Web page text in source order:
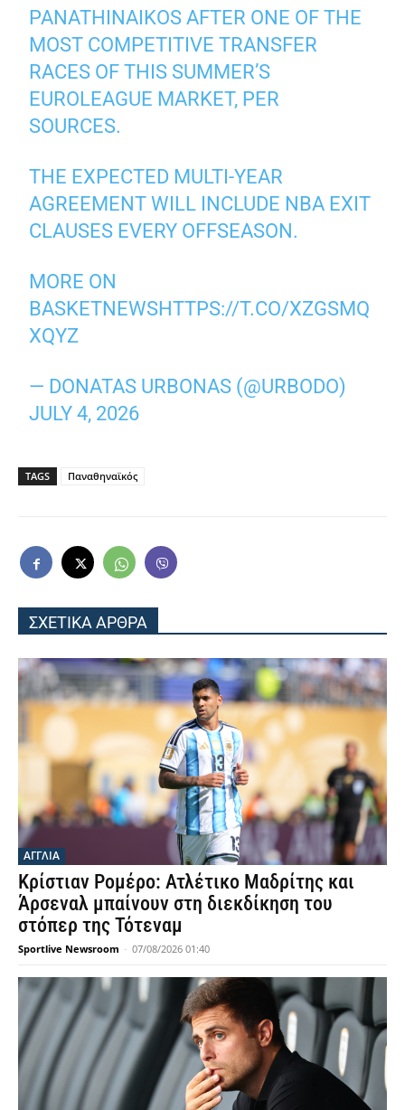
PANATHINAIKOS AFTER ONE OF THE
MOST COMPETITIVE TRANSFER
RACES OF THIS SUMMER’S
EUROLEAGUE MARKET, PER
SOURCES.
THE EXPECTED MULTI-YEAR
AGREEMENT WILL INCLUDE NBA EXIT
CLAUSES EVERY OFFSEASON.
MORE ON
BASKETNEWSHTTPS://T.CO/XZGSMQ
XQYZ
— DONATAS URBONAS (@URBODO)
JULY 4, 2026
TAGS Παναθηναϊκός
ΣΧΕΤΙΚΑ ΑΡΘΡΑ
ΑΓΓΛΙΑ
Κρίστιαν Ρομέρο: Ατλέτικο Μαδρίτης και
Άρσεναλ μπαίνουν στη διεκδίκηση του
στόπερ της Τότεναμ
Sportlive Newsroom - 07/08/2026 01:40